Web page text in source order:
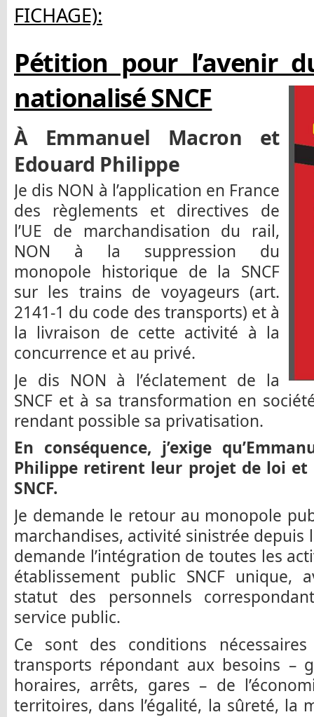
FICHAGE):
Pétition pour l’avenir
nationalisé SNCF
À Emmanuel Macron et
Edouard Philippe
Je dis NON à l’application en France
des règlements et directives de
l’UE de marchandisation du rail,
NON à la suppression du
monopole historique de la SNCF
sur les trains de voyageurs (art.
2141-1 du code des transports) et à
la livraison de cette activité à la
concurrence et au privé.
Je dis NON à l’éclatement de la
SNCF et à sa transformation en
rendant possible sa privatisation.
En conséquence, j’exige
Philippe retirent leur projet de loi et
SNCF.
Je demande le retour au monopole
marchandises, activité sinistrée depuis
demande l’intégration de toutes les
établissement public SNCF unique,
statut des personnels
service public.
Ce sont des conditions
transports répondant aux besoins –
horaires, arrêts, gares – de
territoires, dans l’égalité, la sûreté, la